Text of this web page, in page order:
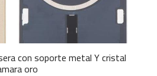
con soporte metal Y cristal
oro